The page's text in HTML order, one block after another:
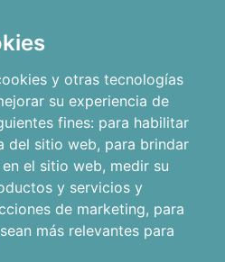
y otras tecnologías
su experiencia de
fines: para habilitar
del sitio web, para brindar
el sitio web, medir su
y servicios y
de marketing, para
más relevantes para